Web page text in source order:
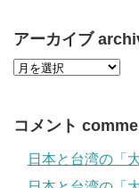
アーカイブ
コメント
日本と台湾の「